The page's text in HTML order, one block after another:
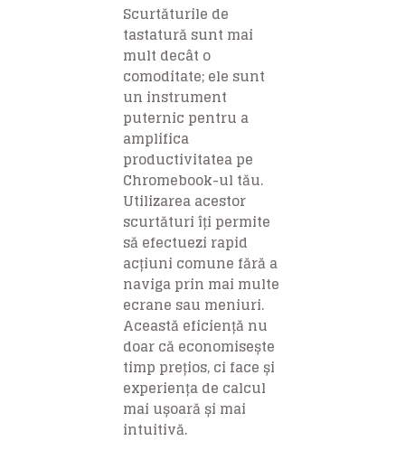
Scurtăturile de
tastatură sunt mai
mult decât o
comoditate; ele sunt
un instrument
puternic pentru a
amplifica
productivitatea pe
Chromebook-ul tău.
Utilizarea acestor
scurtături îți permite
să efectuezi rapid
acțiuni comune fără a
naviga prin mai multe
ecrane sau meniuri.
Această eficiență nu
doar că economisește
timp prețios, ci face și
experiența de calcul
mai ușoară și mai
intuitivă.